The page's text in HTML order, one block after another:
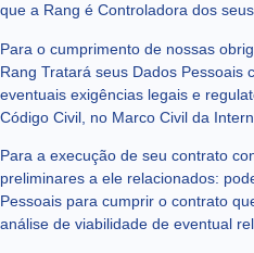
que a Rang é Controladora dos
Para o cumprimento de nossas
Rang Tratará seus Dados Pessoais
eventuais exigências legais e
Código Civil, no Marco Civil da
Para a execução de seu contrato
preliminares a ele relacionados:
Pessoais para cumprir o contrato
análise de viabilidade de eventual